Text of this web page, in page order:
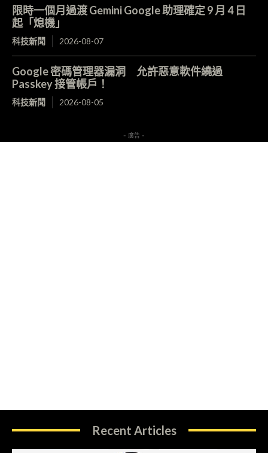
限時一個月過渡 Gemini Google 助理確定 9 月 4 日
起「熄機」
科技新聞 2026-08-07
Google 密碼管理器漏洞 允許惡意軟件繞過
Passkey 接管帳戶！
科技新聞 2026-08-05
- 廣告 -
Recent Articles